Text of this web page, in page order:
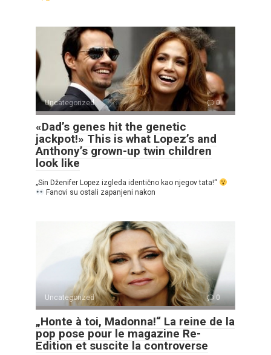
Uncategorized 0
«Dad’s genes hit the genetic
jackpot!» This is what Lopez’s and
Anthony’s grown-up twin children
look like
„Sin Dženifer Lopez izgleda identično kao njegov tata!“
Fanovi su ostali zapanjeni nakon
Uncategorized 0
„Honte à toi, Madonna!“ La reine de la
pop pose pour le magazine Re-
Edition et suscite la controverse